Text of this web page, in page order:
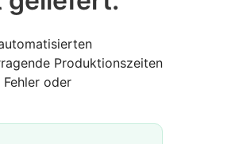
Produktionszeiten
oder